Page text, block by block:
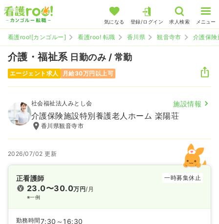
気になる 登録/ログイン 求人検索 メニュー
看護roo![カンゴルー] 看護roo! 転職 香川県 観音寺市 介護保
介護・福祉系 日勤のみ / 常勤
エージェント求人 月給30万円以上可
社会福祉法人みとし会 施設情報
介護保険施設特別養護老人ホーム 楽陽荘
香川県観音寺市
2026/07/02 更新
正看護師 一時募集休止
23.0〜30.0万円/月
※一例
勤務時間7:30～16:30